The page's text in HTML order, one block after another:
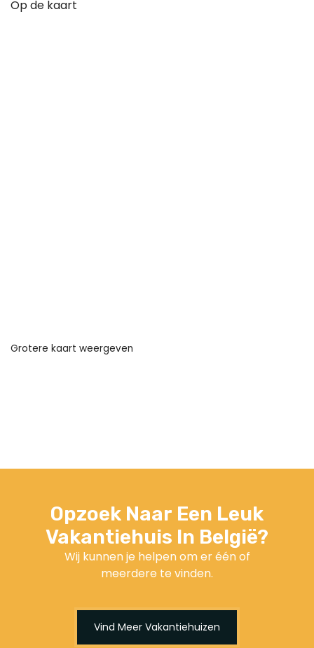
Op de kaart
Grotere kaart weergeven
Opzoek Naar Een Leuk
Vakantiehuis In België?
Wij kunnen je helpen om er één of
meerdere te vinden.
Vind Meer Vakantiehuizen